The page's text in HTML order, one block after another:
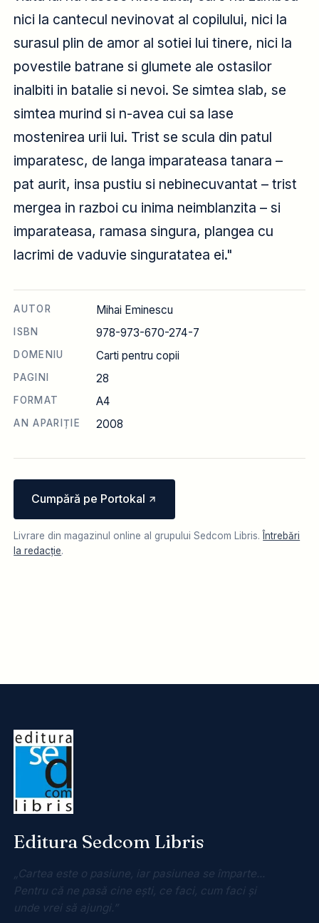
nici la cantecul nevinovat al copilului, nici la
surasul plin de amor al sotiei lui tinere, nici la
povestile batrane si glumete ale ostasilor
inalbiti in batalie si nevoi. Se simtea slab, se
simtea murind si n-avea cui sa lase
mostenirea urii lui. Trist se scula din patul
imparatesc, de langa imparateasa tanara –
pat aurit, insa pustiu si nebinecuvantat – trist
mergea in razboi cu inima neimblanzita – si
imparateasa, ramasa singura, plangea cu
lacrimi de vaduvie singuratatea ei."
AUTOR Mihai Eminescu
ISBN 978-973-670-274-7
DOMENIU Carti pentru copii
PAGINI 28
FORMAT A4
AN APARIȚIE 2008
Cumpără pe Portokal
Livrare din magazinul online al grupului Sedcom Libris.Întrebări
la redacție.
Editura Sedcom Libris
„Cartea este o pasiune, iar pasiunea se împarte...
Pentru că ne pasă cine ești, ce faci, cum faci și
unde vrei să ajungi.”